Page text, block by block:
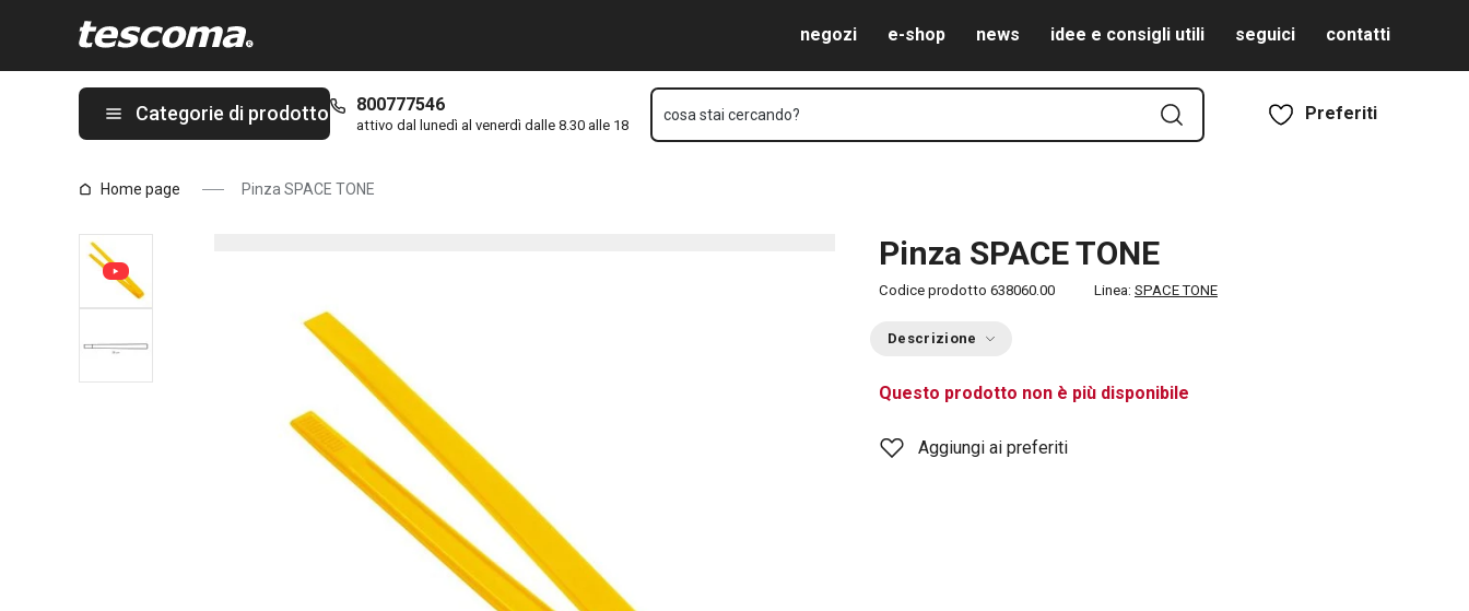
negozi e-shop news idee e consigli utili seguici contatti
Categorie di prodotto 800777546
attivo dal lunedì al venerdì dalle 8.30 alle 18
cosa stai cercando? Preferiti
Home page Pinza SPACE TONE
Pinza SPACE TONE
Codice prodotto 638060.00 Linea: SPACE TONE
Descrizione
Questo prodotto non è più disponibile
Aggiungi ai preferiti